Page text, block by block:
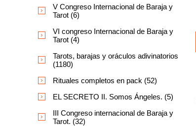
V Congreso Internacional de Baraja y
Tarot (6)
VI congreso Internacional de Baraja y
Tarot (4)
Tarots, barajas y oráculos adivinatorios
(1180)
Rituales completos en pack (52)
EL SECRETO II. Somos Ángeles. (5)
III Congreso internacional de Baraja y
Tarot. (32)